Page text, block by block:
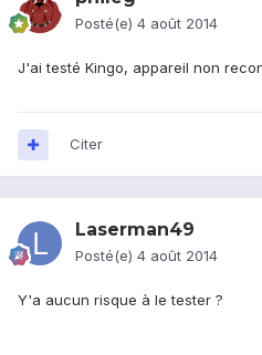
Posté(e) 4 août 2014
J'ai testé Kingo, appareil non
Citer
Laserman49
Posté(e) 4 août 2014
Y'a aucun risque à le tester ?